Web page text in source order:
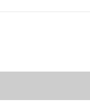
需